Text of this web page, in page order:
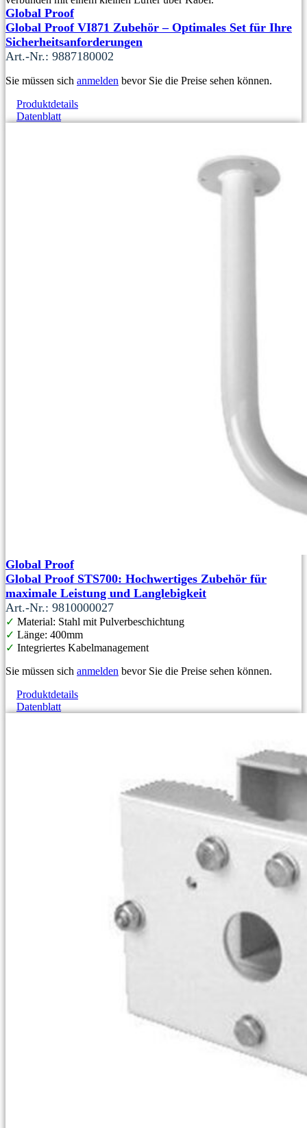
Global Proof
Global Proof VI871 Zubehör – Optimales Set für Ihre
Sicherheitsanforderungen
Art.-Nr.: 9887180002
Sie müssen sich anmelden bevor Sie die Preise sehen können.
Produktdetails
Datenblatt
Global Proof
Global Proof STS700: Hochwertiges Zubehör für
maximale Leistung und Langlebigkeit
Art.-Nr.: 9810000027
✓ Material: Stahl mit Pulverbeschichtung
✓ Länge: 400mm
✓ Integriertes Kabelmanagement
Sie müssen sich anmelden bevor Sie die Preise sehen können.
Produktdetails
Datenblatt